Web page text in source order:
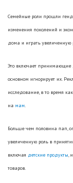
Семейные роли прошли
изменения поколений и
дома и играть
Это включает
основном игнорирует их.
исследование, в то время
на мам.
Больше чем половина пап,
увеличенную роль в
включая детские продукты,
товаров.